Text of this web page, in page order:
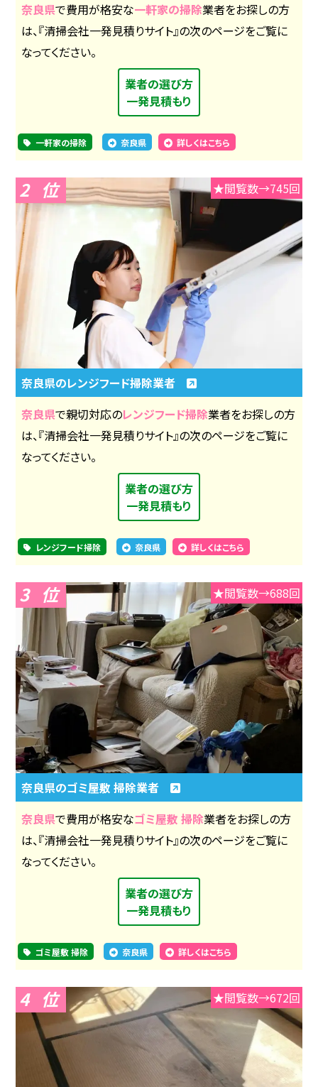
奈良県で費用が格安な一軒家の掃除業者をお探しの方
は、『清掃会社一発見積りサイト』の次のページをご覧に
なってください。
業者の選び方
一発見積もり
一軒家の掃除 奈良県 詳しくはこちら
2 ★閲覧数→745回
奈良県のレンジフード掃除業者
奈良県で親切対応のレンジフード掃除業者をお探しの方
は、『清掃会社一発見積りサイト』の次のページをご覧に
なってください。
業者の選び方
一発見積もり
レンジフード掃除 奈良県 詳しくはこちら
3 ★閲覧数→688回
奈良県のゴミ屋敷 掃除業者
奈良県で費用が格安なゴミ屋敷 掃除業者をお探しの方
は、『清掃会社一発見積りサイト』の次のページをご覧に
なってください。
業者の選び方
一発見積もり
ゴミ屋敷 掃除 奈良県 詳しくはこちら
4 ★閲覧数→672回